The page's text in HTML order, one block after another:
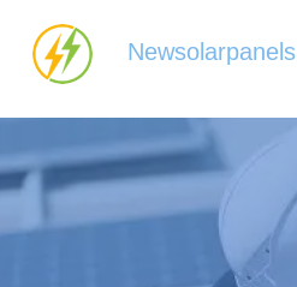
Newsolarpanels